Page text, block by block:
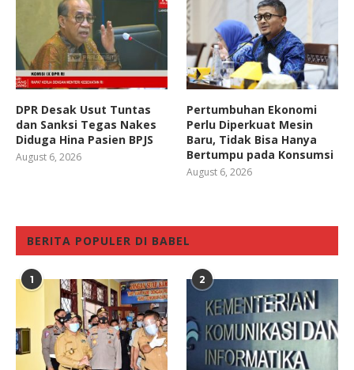
DPR Desak Usut Tuntas
dan Sanksi Tegas Nakes
Diduga Hina Pasien BPJS
August 6, 2026
Pertumbuhan Ekonomi
Perlu Diperkuat Mesin
Baru, Tidak Bisa Hanya
Bertumpu pada Konsumsi
August 6, 2026
BERITA POPULER DI BABEL
1 2